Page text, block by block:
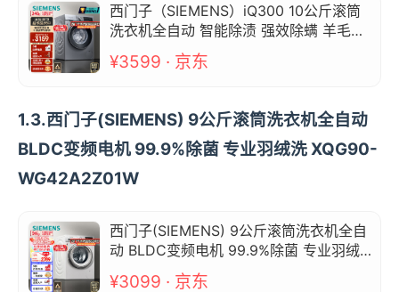
西门子（SIEMENS）iQ300 10公斤滚筒
洗衣机全自动 智能除渍 强效除螨 羊毛洗
高温洁筒洗 XQG100-WG52A108AW
¥3599 · 京东
1.3.西门子(SIEMENS) 9公斤滚筒洗衣机全自动
BLDC变频电机 99.9%除菌 专业羽绒洗 XQG90-
WG42A2Z01W
西门子(SIEMENS) 9公斤滚筒洗衣机全自
动 BLDC变频电机 99.9%除菌 专业羽绒
洗 XQG90-WG42A2Z01W
¥3099 · 京东